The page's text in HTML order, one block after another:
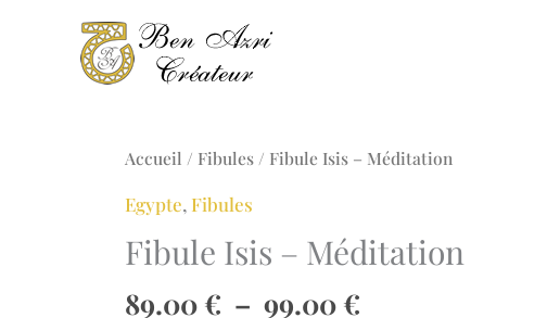
Accueil / Fibules/ Fibule Isis – Méditation
Egypte, Fibules
Fibule Isis – Méditation
89.00 € – 99.00 €Plage